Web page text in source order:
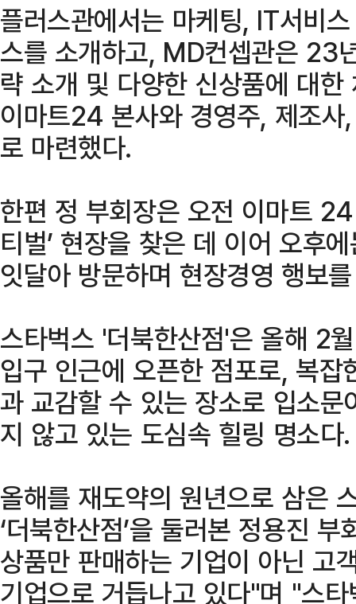
플러스관에서는 마케팅, IT서비
스를 소개하고, MD컨셉관은 23
략 소개 및 다양한 신상품에 대
이마트24 본사와 경영주, 제조
로 마련했다.
한편 정 부회장은 오전 이마트
티벌’ 현장을 찾은 데 이어 오후
잇달아 방문하며 현장경영 행보
스타벅스 '더북한산점'은 올해 2
입구 인근에 오픈한 점포로, 복
과 교감할 수 있는 장소로 입소
지 않고 있는 도심속 힐링 명소다.
올해를 재도약의 원년으로 삼은
‘더북한산점’을 둘러본 정용진
상품만 판매하는 기업이 아닌 고
기업으로 거듭나고 있다"며 "스